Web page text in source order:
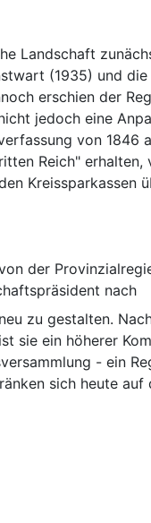
Landschaft
(1935) und
erschien der
jedoch eine
von 1846
Reich"
der
nach
zu gestalten.
sie ein höherer
- ein
sich heute auf